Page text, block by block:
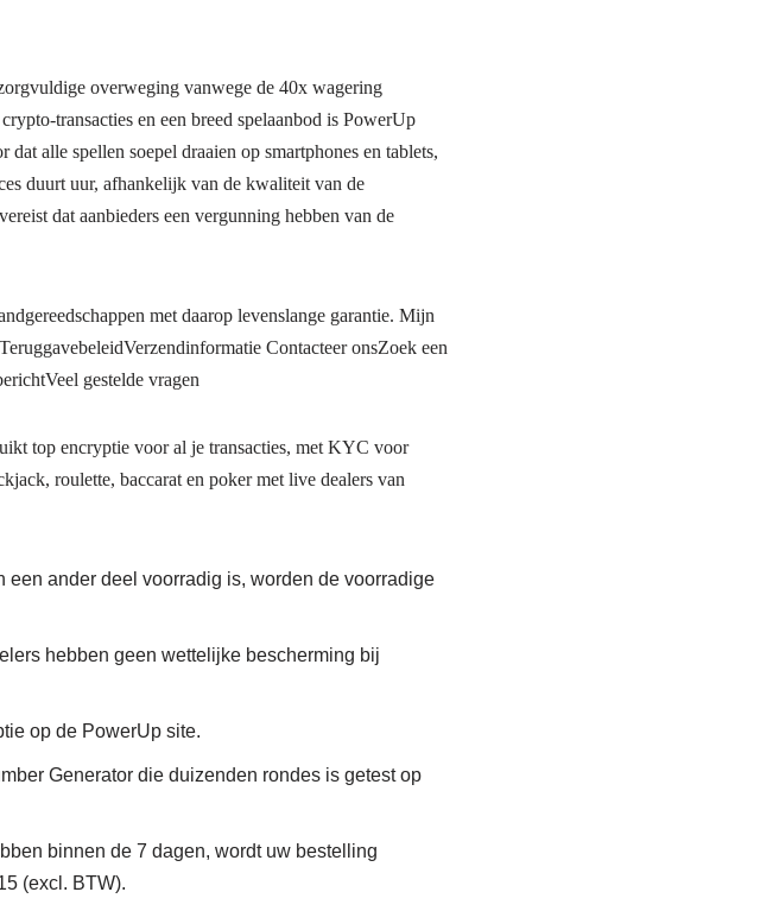
overweging vanwege de 40x wagering
transacties en een breed spelaanbod is PowerUp
alle spellen soepel draaien op smartphones en tablets,
duurt uur, afhankelijk van de kwaliteit van de
dat aanbieders een vergunning hebben van de
met daarop levenslange garantie. Mijn
Contacteer onsZoek een
gestelde vragen
top encryptie voor al je transacties, met KYC voor
roulette, baccarat en poker met live dealers van
ander deel voorradig is, worden de voorradige
hebben geen wettelijke bescherming bij
op de PowerUp site.
Generator die duizenden rondes is getest op
binnen de 7 dagen, wordt uw bestelling
(excl. BTW).